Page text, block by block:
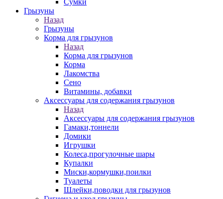
Сумки
Грызуны
Назад
Грызуны
Корма для грызунов
Назад
Корма для грызунов
Корма
Лакомства
Сено
Витамины, добавки
Аксессуары для содержания грызунов
Назад
Аксессуары для содержания грызунов
Гамаки,тоннели
Домики
Игрушки
Колеса,прогулочные шары
Купалки
Миски,кормушки,поилки
Туалеты
Шлейки,поводки для грызунов